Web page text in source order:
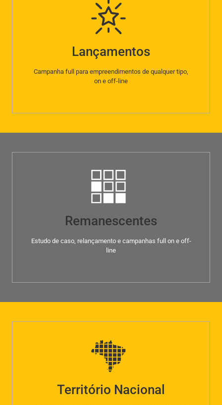
Lançamentos
Campanha full para empreendimentos de qualquer tipo,
on e off-line
Remanescentes
Estudo de caso, relançamento e campanhas full on e off-
line
Território Nacional